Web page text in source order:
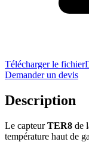
Télécharger le fichier
Demander un devis
Description
Le capteurTER8 de
température haut de